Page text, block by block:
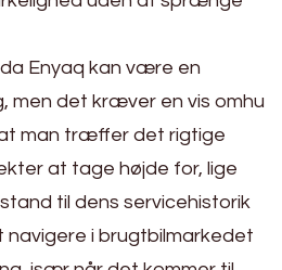
Enyaq kan være en
men det kræver en vis omhu
man træffer det rigtige
at tage højde for, lige
til dens servicehistorik
navigere i brugtbilmarkedet